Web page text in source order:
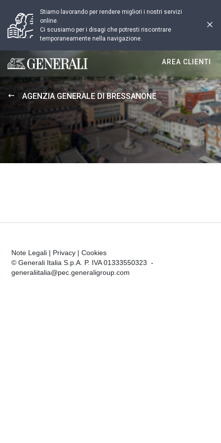
Stiamo lavorando per rendere migliori i nostri servizi
online.
Ci scusiamo per i disagi che potresti riscontrare
temporaneamente nella navigazione.
Generali logo
AREA CLIENTI
AGENZIA GENERALE DI BRESSANONE
Note Legali | Privacy | Cookies
© Generali Italia S.p.A. P. IVA 01333550323 -
generaliitalia@pec.generaligroup.com